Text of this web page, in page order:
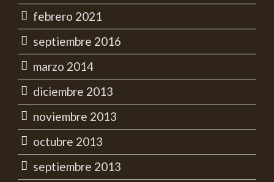
febrero 2021
septiembre 2016
marzo 2014
diciembre 2013
noviembre 2013
octubre 2013
septiembre 2013